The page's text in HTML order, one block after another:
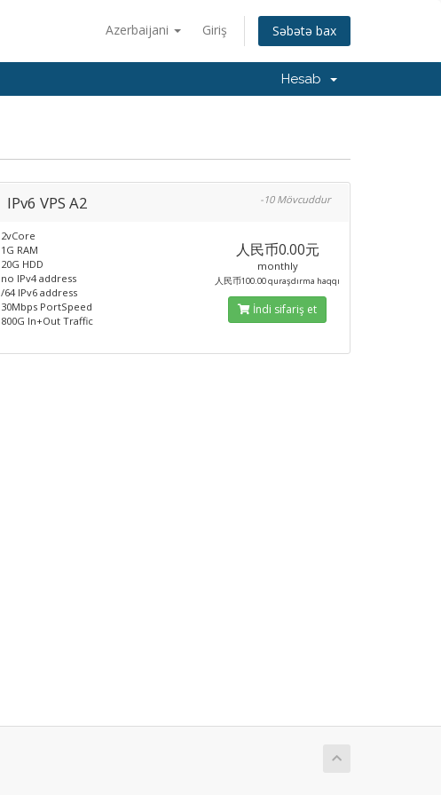
Azerbaijani Giriş Səbətə bax
Hesab
IPv6 VPS A2 -10 Mövcuddur
2vCore
1G RAM
20G HDD
no IPv4 address
/64 IPv6 address
30Mbps PortSpeed
800G In+Out Traffic
人民币0.00元
monthly
人民币100.00 quraşdırma haqqı
İndi sifariş et